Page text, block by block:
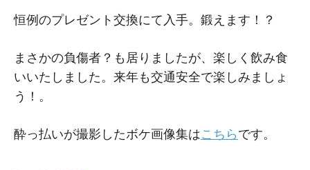
恒例のプレゼント交換にて入手。鍛えます！？
まさかの負傷者？も居りましたが、楽しく飲み食
いいたしました。来年も交通安全で楽しみましょ
う！。
酔っ払いが撮影したボケ画像集はこちらです。